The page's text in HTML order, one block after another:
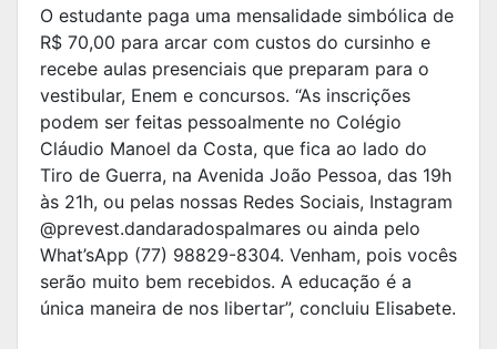
O estudante paga uma mensalidade simbólica de
R$ 70,00 para arcar com custos do cursinho e
recebe aulas presenciais que preparam para o
vestibular, Enem e concursos. “As inscrições
podem ser feitas pessoalmente no Colégio
Cláudio Manoel da Costa, que fica ao lado do
Tiro de Guerra, na Avenida João Pessoa, das 19h
às 21h, ou pelas nossas Redes Sociais, Instagram
@prevest.dandaradospalmares ou ainda pelo
What’sApp (77) 98829-8304. Venham, pois vocês
serão muito bem recebidos. A educação é a
única maneira de nos libertar”, concluiu Elisabete.